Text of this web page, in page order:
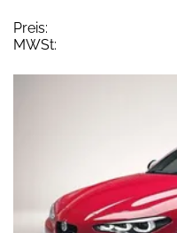
Preis:
MWSt: